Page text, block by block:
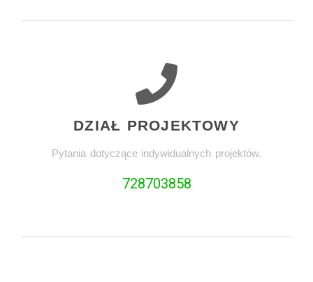
DZIAŁ PROJEKTOWY
Pytania dotyczące indywidualnych projektów.
728703858